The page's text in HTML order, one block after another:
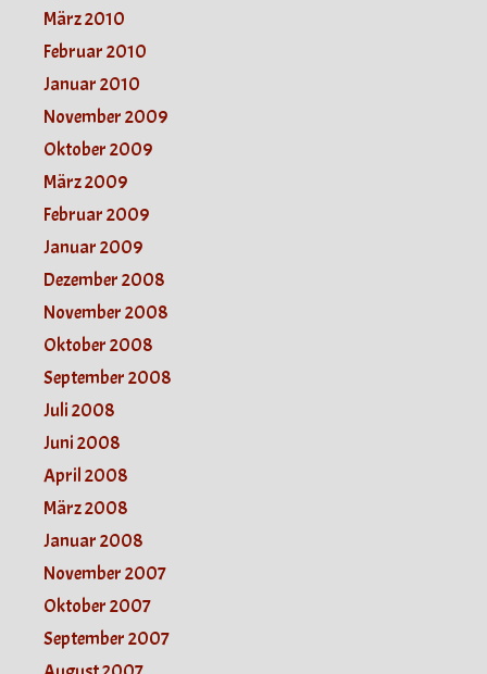
März 2010
Februar 2010
Januar 2010
November 2009
Oktober 2009
März 2009
Februar 2009
Januar 2009
Dezember 2008
November 2008
Oktober 2008
September 2008
Juli 2008
Juni 2008
April 2008
März 2008
Januar 2008
November 2007
Oktober 2007
September 2007